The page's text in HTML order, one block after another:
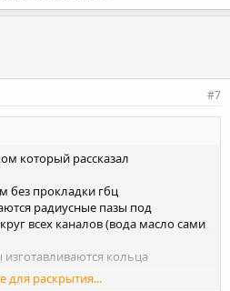
#7
который рассказал
без прокладки гбц
радиусные пазы под
всех каналов (вода масло сами
кольца
для раскрытия...